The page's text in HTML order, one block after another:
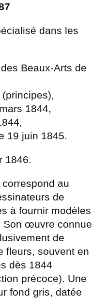
dans les
Beaux-Arts de
1844,
19 juin 1845.
1846.
au
de
à fournir modèles
Son œuvre connue
de
fleurs, souvent en
dès 1844
précoce). Une
fond gris, datée